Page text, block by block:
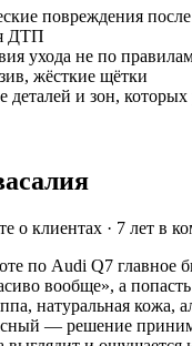
повреждения
ДТП
ухода не по
жёсткие щётки
деталей и зон, которых
о клиентах · 7 лет в
по Audi Q7 главное
вообще», а
натуральная кожа,
— решение